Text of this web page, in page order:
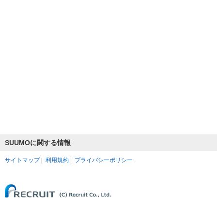
SUUMOに関する情報
サイトマップ| 利用規約 プライバシーポリシー